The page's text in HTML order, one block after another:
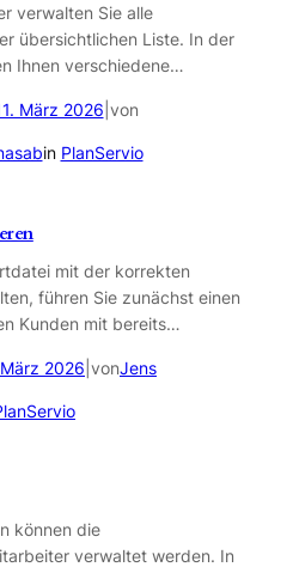
verwalten Sie alle
übersichtlichen Liste. In der
Ihnen verschiedene…
März 2026 von
in PlanServio
mit der korrekten
führen Sie zunächst einen
Kunden mit bereits…
2026 vonJens
können die
verwaltet werden. In